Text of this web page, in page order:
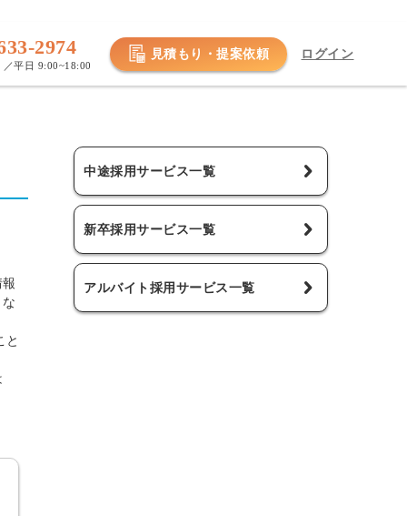
2974
／平日 9:00~18:00
見積もり・提案依頼 ログイン
と
中途採用サービス一覧
新卒採用サービス一覧
アルバイト採用サービス一覧